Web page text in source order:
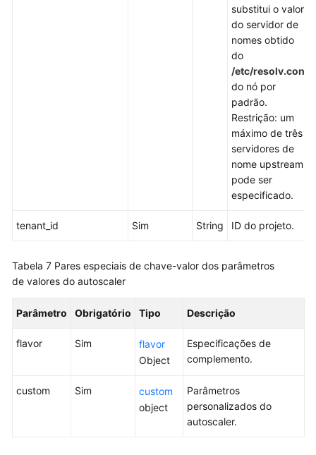
Basics
Practices
SDK
Skill
substitui o valor
do servidor de
nomes obtido
do
/etc/resolv.conf
do nó por
padrão.
Restrição: um
máximo de três
servidores de
nome upstream
pode ser
especificado.
tenant_id Sim String ID do projeto.
Tabela 7 Pares especiais de chave-valor dos parâmetros
de valores do autoscaler
Parâmetro Obrigatório Tipo Descrição
flavor Sim
flavor
Object
Especificações de
complemento.
custom Sim
custom
object
Parâmetros
personalizados do
autoscaler.